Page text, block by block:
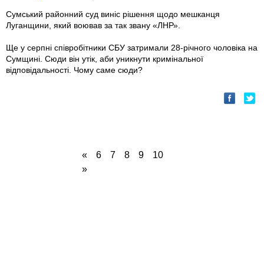
Сумський районний суд виніс рішення щодо мешканця
Луганщини, який воював за так звану «ЛНР».
Ще у серпні співробітники СБУ затримали 28-річного чоловіка на
Сумщині. Сюди він утік, аби уникнути кримінальної
відповідальності. Чому саме сюди?
« 6 7 8 9
10
»